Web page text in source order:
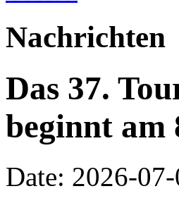
Nachrichten
Das 37.
beginnt am
Date: 2026-